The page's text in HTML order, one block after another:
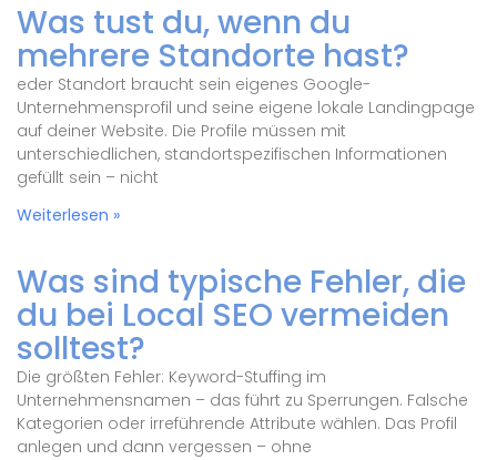
Was tust du, wenn du
mehrere Standorte hast?
eder Standort braucht sein eigenes Google-
Unternehmensprofil und seine eigene lokale Landingpage
auf deiner Website. Die Profile müssen mit
unterschiedlichen, standortspezifischen Informationen
gefüllt sein – nicht
Weiterlesen »
Was sind typische Fehler, die
du bei Local SEO vermeiden
solltest?
Die größten Fehler: Keyword-Stuffing im
Unternehmensnamen – das führt zu Sperrungen. Falsche
Kategorien oder irreführende Attribute wählen. Das Profil
anlegen und dann vergessen – ohne